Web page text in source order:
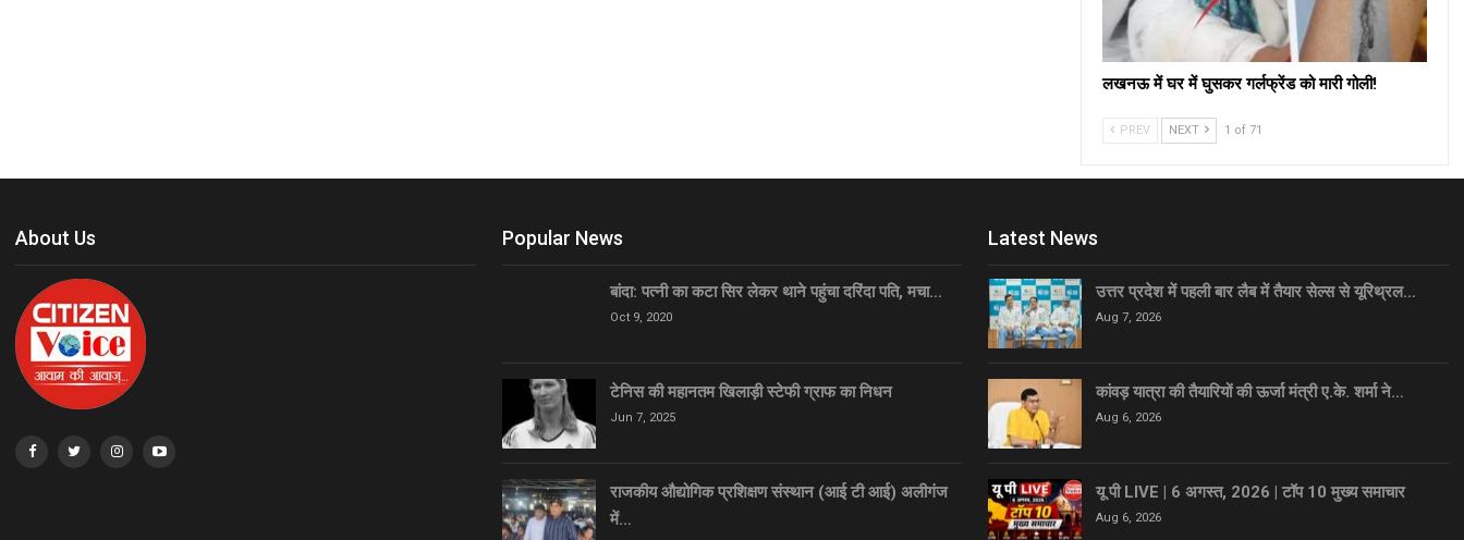
लखनऊ में घर में घुसकर गर्लफ्रेंड को मारी गोली!
PREV NEXT 1 of 71
About Us Popular News
बांदा: पत्नी का कटा सिर लेकर थाने पहुंचा दरिंदा पति, मचा…
Oct 9, 2020
टेनिस की महानतम खिलाड़ी स्टेफी ग्राफ का निधन
Jun 7, 2025
राजकीय औद्योगिक प्रशिक्षण संस्थान (आई टी आई) अलीगंज
में…
Latest News
उत्तर प्रदेश में पहली बार लैब में तैयार सेल्स से यूरिथ्रल…
Aug 7, 2026
कांवड़ यात्रा की तैयारियों की ऊर्जा मंत्री ए.के. शर्मा ने…
Aug 6, 2026
यू पी LIVE | 6 अगस्त, 2026 | टॉप 10 मुख्य समाचार
Aug 6, 2026